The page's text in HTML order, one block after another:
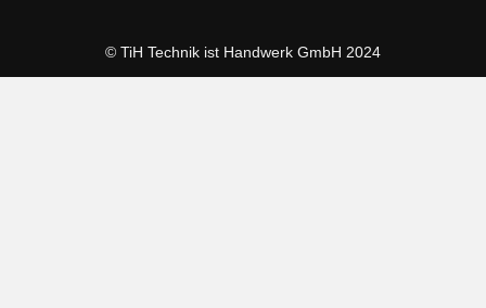
© TiH Technik ist Handwerk GmbH 2024